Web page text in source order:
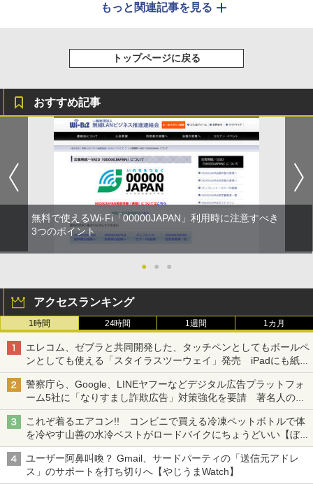
もっと関連記事を見る
トップページに戻る
おすすめ記事
無料で使えるWi-Fi「00000JAPAN」利用時に注意すべき
3つのポイント
● ● ●
アクセスランキング
1時間 24時間 1週間 1カ月
エレコム、ゼブラと共同開発した、タッチペンとしてもボールペ
ンとしても使える「スタイラスツーウェイ」発売 iPadにも紙に
も、持ち替えずに書き込める
警察庁ら、Google、LINEヤフーなどデジタル広告プラットフォ
ーム5社に「なりすまし詐欺広告」対策強化を要請 著名人の写
真や映像を使った投資詐欺などへの対策として
これぞ着るエアコン!! コンビニで買える冷凍ペットボトルで体
を冷やす山善の水冷ベストがロードバイクにちょうどいい【ぼっ
ち・ざ・ろーど！その14】【空いた時間でなにしてる？】
ユーザー阿鼻叫喚？ Gmail、サードパーティの「送信元アドレ
ス」のサポートを打ち切りへ【やじうまWatch】